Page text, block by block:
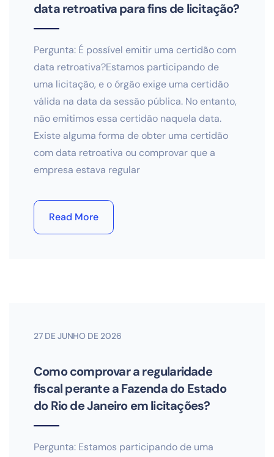
data retroativa para fins de licitação?
Pergunta: É possível emitir uma certidão com
data retroativa?Estamos participando de
uma licitação, e o órgão exige uma certidão
válida na data da sessão pública. No entanto,
não emitimos essa certidão naquela data.
Existe alguma forma de obter uma certidão
com data retroativa ou comprovar que a
empresa estava regular
Read More
27 DE JUNHO DE 2026
Como comprovar a regularidade
fiscal perante a Fazenda do Estado
do Rio de Janeiro em licitações?
Pergunta: Estamos participando de uma